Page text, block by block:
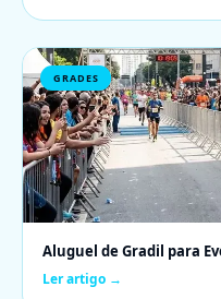
GRADES
Aluguel de Gradil para
Ler artigo →